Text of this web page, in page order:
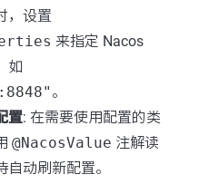
，设置
来指定 Nacos
如
。
置: 在需要使用配置的类
@NacosValue 注解读
动刷新配置。